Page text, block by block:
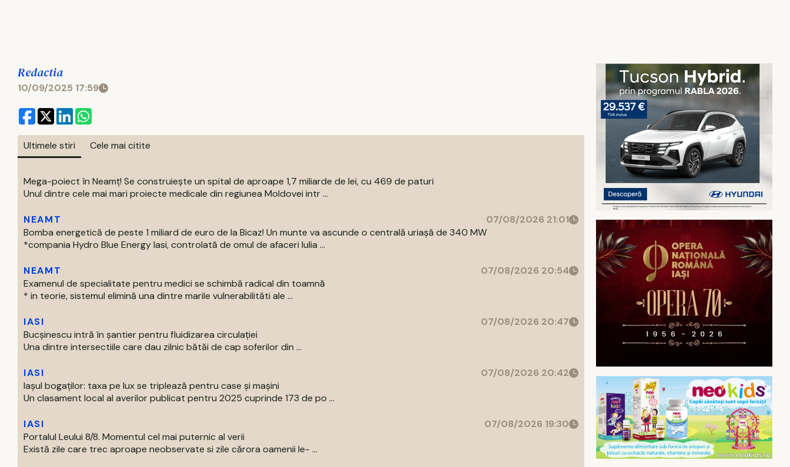
Redactia
10/09/2025 17:59
Ultimele stiri Cele mai citite
Mega-poiect în Neamț! Se construiește un spital de aproape 1,7 miliarde de lei, cu 469 de paturi
Unul dintre cele mai mari proiecte medicale din regiunea Moldovei intr ...
NEAMT
07/08/2026 21:01
Bomba energetică de peste 1 miliard de euro de la Bicaz! Un munte va ascunde o centrală uriașă de 340 MW
*compania Hydro Blue Energy Iasi, controlată de omul de afaceri Iulia ...
NEAMT
07/08/2026 20:54
Examenul de specialitate pentru medici se schimbă radical din toamnă
* in teorie, sistemul elimină una dintre marile vulnerabilităti ale ...
IASI
07/08/2026 20:47
Bucșinescu intră în șantier pentru fluidizarea circulației
Una dintre intersectiile care dau zilnic bătăi de cap soferilor din ...
IASI
07/08/2026 20:42
Iașul bogaților: taxa pe lux se triplează pentru case și mașini
Un clasament local al averilor publicat pentru 2025 cuprinde 173 de po ...
IASI
07/08/2026 19:30
Portalul Leului 8/8. Momentul cel mai puternic al verii
Există zile care trec aproape neobservate si zile cărora oamenii le- ...